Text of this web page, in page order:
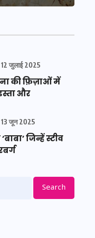
12 जुलाई 2025
की फ़िज़ाओं में
और
13 जून 2025
जिन्हें स्टीव
Search